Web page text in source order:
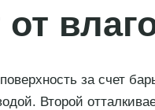
за счет
Второй